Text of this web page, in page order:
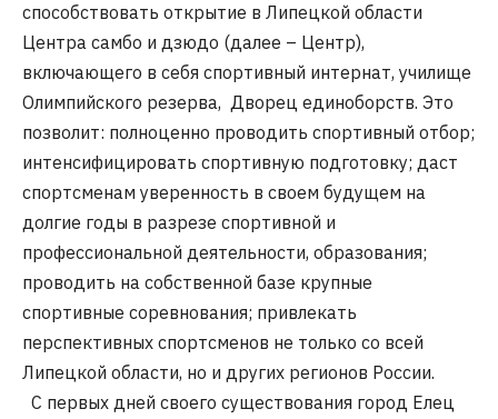
способствовать открытие в Липецкой области
Центра самбо и дзюдо (далее – Центр),
включающего в себя спортивный интернат, училище
Олимпийского резерва, Дворец единоборств. Это
позволит: полноценно проводить спортивный отбор;
интенсифицировать спортивную подготовку; даст
спортсменам уверенность в своем будущем на
долгие годы в разрезе спортивной и
профессиональной деятельности, образования;
проводить на собственной базе крупные
спортивные соревнования; привлекать
перспективных спортсменов не только со всей
Липецкой области, но и других регионов России.
С первых дней своего существования город Елец